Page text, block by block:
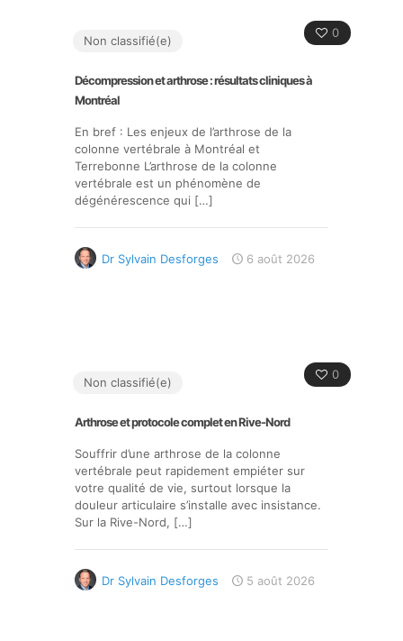
0
Non classifié(e)
Décompression et arthrose : résultats cliniques à
Montréal
En bref : Les enjeux de l’arthrose de la
colonne vertébrale à Montréal et
Terrebonne L’arthrose de la colonne
vertébrale est un phénomène de
dégénérescence qui […]
Dr Sylvain Desforges 6 août 2026
0
Non classifié(e)
Arthrose et protocole complet en Rive-Nord
Souffrir d’une arthrose de la colonne
vertébrale peut rapidement empiéter sur
votre qualité de vie, surtout lorsque la
douleur articulaire s’installe avec insistance.
Sur la Rive-Nord, […]
Dr Sylvain Desforges 5 août 2026